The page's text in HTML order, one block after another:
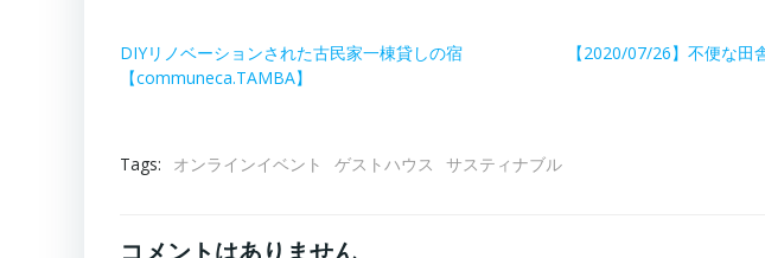
DIYリノベーションされた古民家一棟貸しの宿
【communeca.TAMBA】
【2020/07/26】不便な田
Tags: オンラインイベント ゲストハウス サスティナブル
コメントはありません